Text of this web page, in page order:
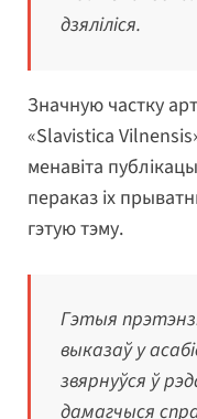
дзяліліся.
Значную частку
«Slavistica
менавіта
пераказ іх
гэтую тэму.
Гэтыя
выказаў у
звярнуўся ў
дамагчыся